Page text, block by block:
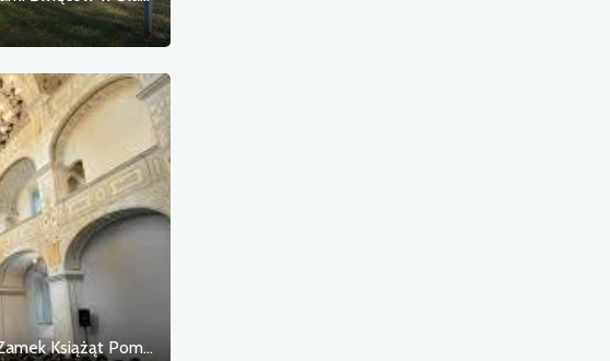
Sala Księcia Bogusława X Zamek Książąt Pomorskich w Szczecinie (wejście B)